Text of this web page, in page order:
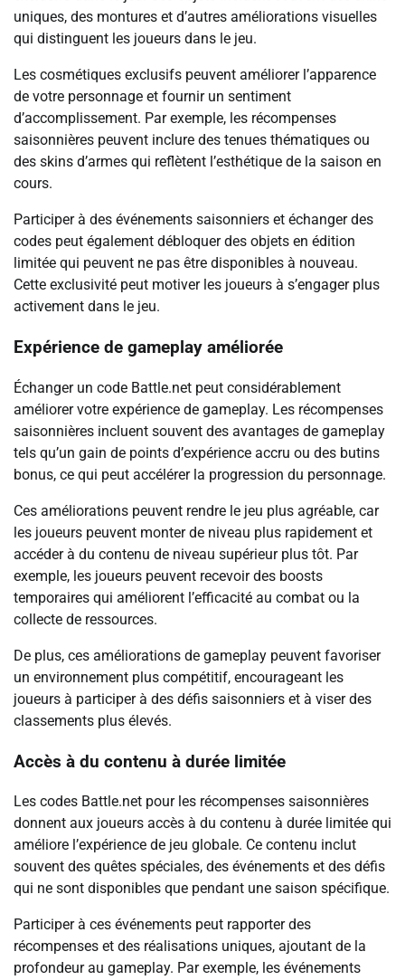
uniques, des montures et d’autres améliorations visuelles
qui distinguent les joueurs dans le jeu.
Les cosmétiques exclusifs peuvent améliorer l’apparence
de votre personnage et fournir un sentiment
d’accomplissement. Par exemple, les récompenses
saisonnières peuvent inclure des tenues thématiques ou
des skins d’armes qui reflètent l’esthétique de la saison en
cours.
Participer à des événements saisonniers et échanger des
codes peut également débloquer des objets en édition
limitée qui peuvent ne pas être disponibles à nouveau.
Cette exclusivité peut motiver les joueurs à s’engager plus
activement dans le jeu.
Expérience de gameplay améliorée
Échanger un code Battle.net peut considérablement
améliorer votre expérience de gameplay. Les récompenses
saisonnières incluent souvent des avantages de gameplay
tels qu’un gain de points d’expérience accru ou des butins
bonus, ce qui peut accélérer la progression du personnage.
Ces améliorations peuvent rendre le jeu plus agréable, car
les joueurs peuvent monter de niveau plus rapidement et
accéder à du contenu de niveau supérieur plus tôt. Par
exemple, les joueurs peuvent recevoir des boosts
temporaires qui améliorent l’efficacité au combat ou la
collecte de ressources.
De plus, ces améliorations de gameplay peuvent favoriser
un environnement plus compétitif, encourageant les
joueurs à participer à des défis saisonniers et à viser des
classements plus élevés.
Accès à du contenu à durée limitée
Les codes Battle.net pour les récompenses saisonnières
donnent aux joueurs accès à du contenu à durée limitée qui
améliore l’expérience de jeu globale. Ce contenu inclut
souvent des quêtes spéciales, des événements et des défis
qui ne sont disponibles que pendant une saison spécifique.
Participer à ces événements peut rapporter des
récompenses et des réalisations uniques, ajoutant de la
profondeur au gameplay. Par exemple, les événements